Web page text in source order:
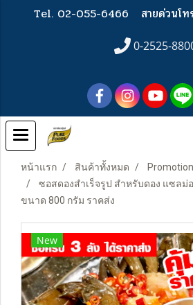
Tel. 02-055-6466 สายด่วนโ
0-2525-
หน้าแรก สินค้าทั้งหมด
Promotion
ซอสดองสำเร็จรูป สำหรับดอง แซลม่
ขนาด 800 กรัม ราคส่ง
New